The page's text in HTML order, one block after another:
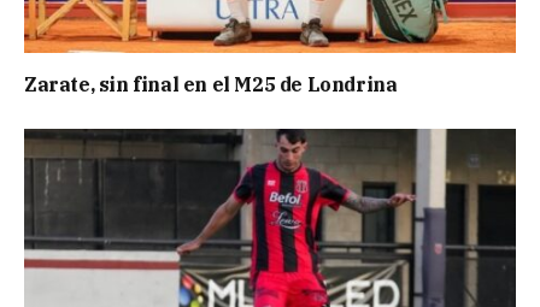
Zarate, sin final en el M25 de Londrina